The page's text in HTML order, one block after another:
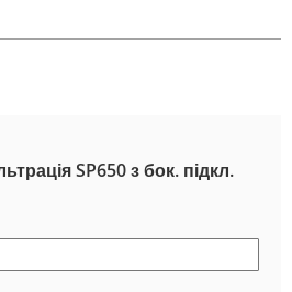
SP650 з бок. підкл.